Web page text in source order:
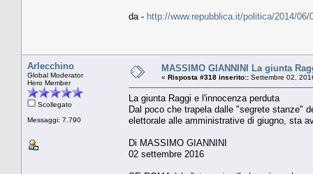
da - http://www.repubblica.it/politica/2014/
Arlecchino
Global Moderator
Hero Member
Scollegato
Messaggi: 7.790
MASSIMO GIANNINI La giunta
« Risposta #318 inserito:: Settembre 02,
La giunta Raggi e l'innocenza perduta
Dal poco che trapela dalle "segrete stanze"
elettorale alle amministrative di giugno, sta
Di MASSIMO GIANNINI
02 settembre 2016